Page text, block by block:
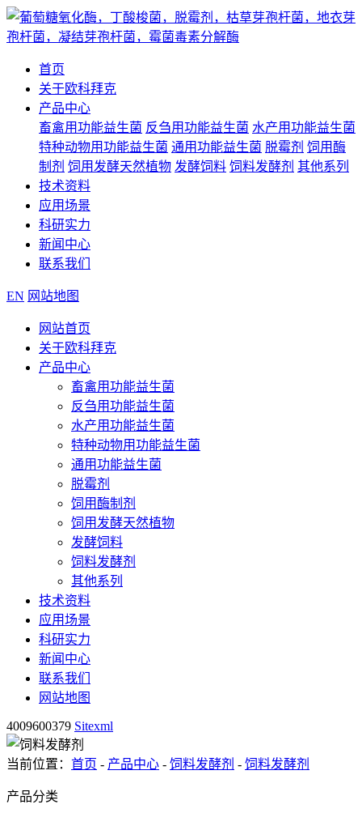
首页
关于欧科拜克
产品中心
畜禽用功能益生菌 反刍用功能益生菌 水产用功能益生菌
特种动物用功能益生菌 通用功能益生菌 脱霉剂 饲用酶
制剂 饲用发酵天然植物 发酵饲料 饲料发酵剂 其他系列
技术资料
应用场景
科研实力
新闻中心
联系我们
EN 网站地图
网站首页
关于欧科拜克
产品中心
畜禽用功能益生菌
反刍用功能益生菌
水产用功能益生菌
特种动物用功能益生菌
通用功能益生菌
脱霉剂
饲用酶制剂
饲用发酵天然植物
发酵饲料
饲料发酵剂
其他系列
技术资料
应用场景
科研实力
新闻中心
联系我们
网站地图
4009600379 Sitexml
当前位置： 首页 - 产品中心 - 饲料发酵剂 - 饲料发酵剂
产品分类